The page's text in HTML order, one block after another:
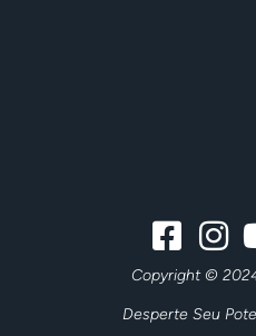
Copyright ©
Desperte Seu